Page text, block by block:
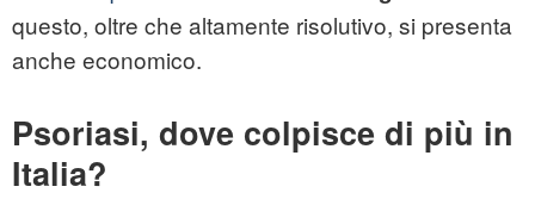
questo, oltre che altamente risolutivo, si presenta
anche economico.
Psoriasi, dove colpisce di più in
Italia?